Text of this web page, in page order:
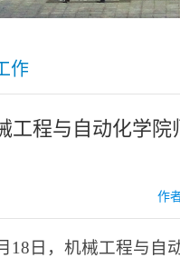
作
工程与自动化学院
作
18日，机械工程与自